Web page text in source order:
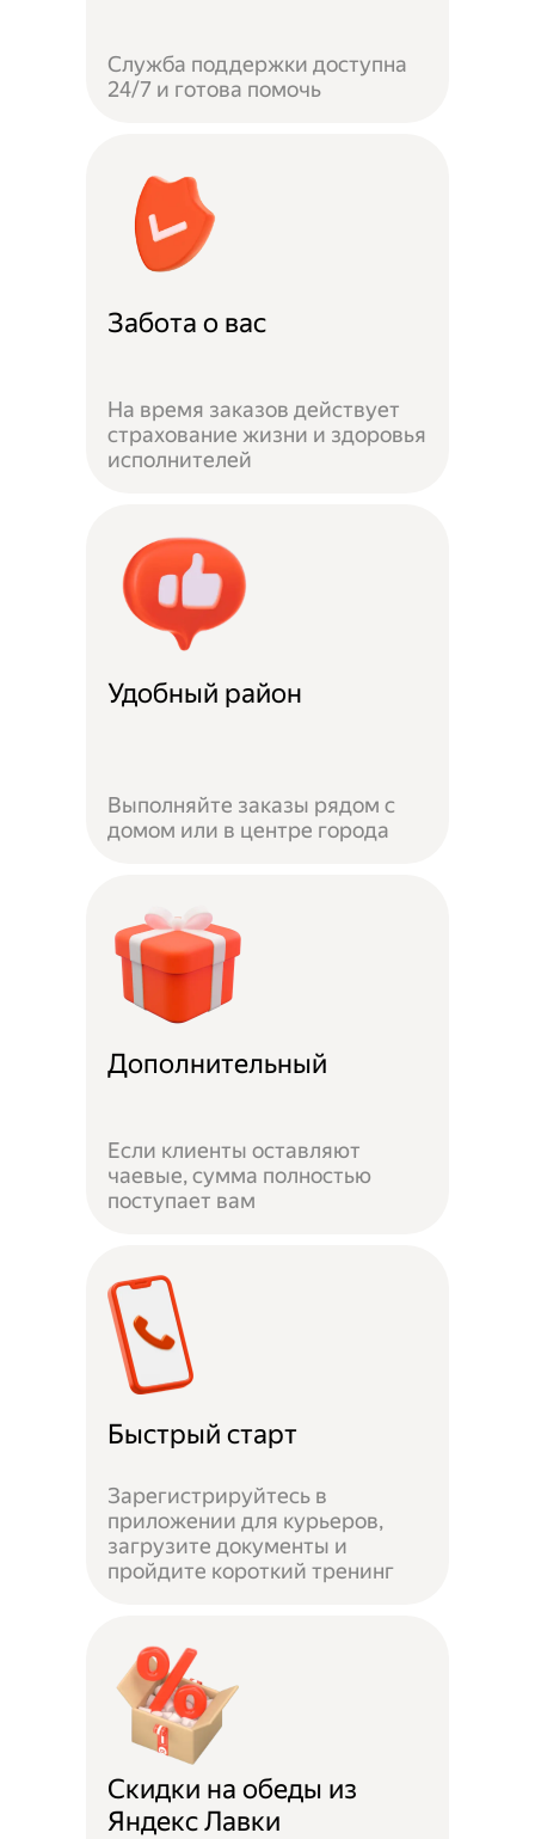
Служба поддержки доступна
24/7 и готова помочь
Забота о вас
На время заказов действует
страхование жизни и здоровья
исполнителей
Удобный район
Выполняйте заказы рядом с
домом или в центре города
Дополнительный
Если клиенты оставляют
чаевые, сумма полностью
поступает вам
Быстрый старт
Зарегистрируйтесь в
приложении для курьеров,
загрузите документы и
пройдите короткий тренинг
Скидки на обеды из
Яндекс Лавки